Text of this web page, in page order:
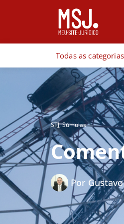
Todas as categorias
STJ,Súmulas
Por